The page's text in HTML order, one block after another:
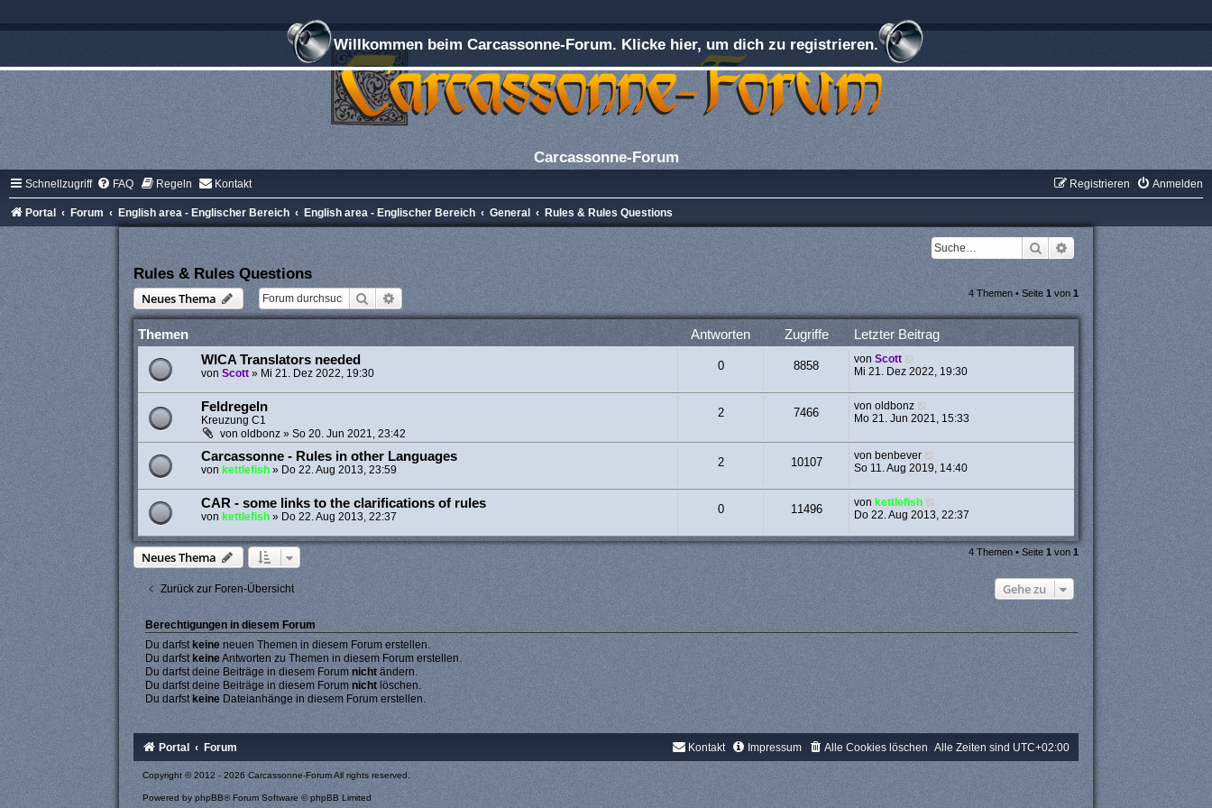
Willkommen beim Carcassonne-Forum. Klicke hier, um dich zu registrieren.
Carcassonne-Forum
Schnellzugriff FAQ Regeln Kontakt Anmelden
Registrieren
Portal Forum English area - Englischer Bereich English area - Englischer Bereich General Rules & Rules Questions
Suche
Erweiterte Suche
Rules & Rules Questions
Neues Thema
Suche Erweiterte Suche 4 Themen • Seite1 von1
Themen Antworten Zugriffe Letzter Beitrag
WICA Translators needed
von Scott» Mi 21. Dez 2022, 19:30
0 8858 vonScott
Mi 21. Dez 2022, 19:30
Feldregeln
Kreuzung C1
von oldbonz» So 20. Jun 2021, 23:42
2 7466 vonoldbonz
Mo 21. Jun 2021, 15:33
Carcassonne - Rules in other Languages
von kettlefish» Do 22. Aug 2013, 23:59
2 10107 von benbever
So 11. Aug 2019, 14:40
CAR - some links to the clarifications of rules
von kettlefish» Do 22. Aug 2013, 22:37
0 11496 von kettlefish
Do 22. Aug 2013, 22:37
Neues Thema 4 Themen • Seite1 von1
Zurück zur Foren-Übersicht Gehe zu
Berechtigungen in diesem Forum
Du darfstkeineneuen Themen in diesem Forum erstellen.
Du darfst keineAntworten zu Themen in diesem Forum erstellen.
Du darfst deine Beiträge in diesem Forum nichtändern.
Du darfst deine Beiträge in diesem Forum nichtlöschen.
Du darfst keineDateianhänge in diesem Forum erstellen.
Portal Forum Alle Zeiten sind UTC+02:00
Alle Cookies löschen
Impressum
Kontakt
Copyright © 2012 - 2026 Carcassonne-Forum All rights reserved.
Powered by phpBB® Forum Software © phpBB Limited